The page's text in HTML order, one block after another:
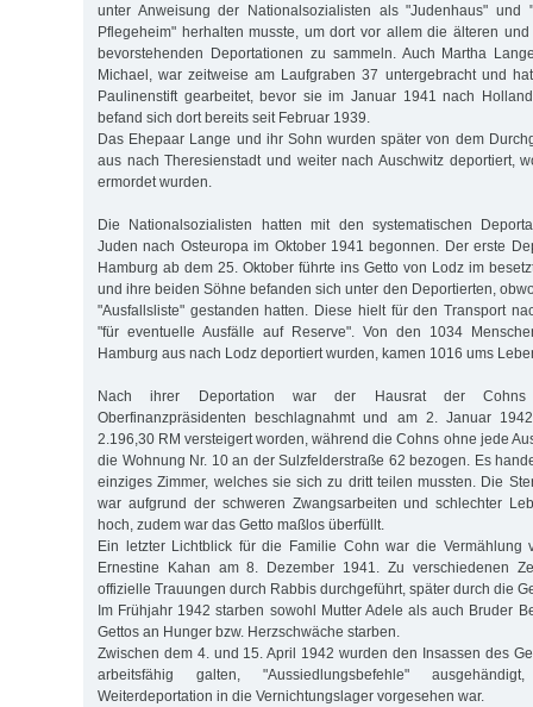
unter Anweisung der Nationalsozialisten als "Judenhaus" und
Pflegeheim" herhalten musste, um dort vor allem die älteren
bevorstehenden Deportationen zu sammeln. Auch Martha
Michael, war zeitweise am Laufgraben 37 untergebracht und
Paulinenstift gearbeitet, bevor sie im Januar 1941 nach
befand sich dort bereits seit Februar 1939.
Das Ehepaar Lange und ihr Sohn wurden später von dem
aus nach Theresienstadt und weiter nach Auschwitz deportiert,
ermordet wurden.
Die Nationalsozialisten hatten mit den systematischen
Juden nach Osteuropa im Oktober 1941 begonnen. Der erste
Hamburg ab dem 25. Oktober führte ins Getto von Lodz im
und ihre beiden Söhne befanden sich unter den Deportierten,
"Ausfallsliste" gestanden hatten. Diese hielt für den Transport
"für eventuelle Ausfälle auf Reserve". Von den 1034
Hamburg aus nach Lodz deportiert wurden, kamen 1016 ums
Nach ihrer Deportation war der Hausrat der
Oberfinanzpräsidenten beschlagnahmt und am 2. Januar
2.196,30 RM versteigert worden, während die Cohns ohne jede
die Wohnung Nr. 10 an der Sulzfelderstraße 62 bezogen. Es
einziges Zimmer, welches sie sich zu dritt teilen mussten. Die
war aufgrund der schweren Zwangsarbeiten und schlechter
hoch, zudem war das Getto maßlos überfüllt.
Ein letzter Lichtblick für die Familie Cohn war die Vermählung
Ernestine Kahan am 8. Dezember 1941. Zu verschiedenen
offizielle Trauungen durch Rabbis durchgeführt, später durch die
Im Frühjahr 1942 starben sowohl Mutter Adele als auch Bruder
Gettos an Hunger bzw. Herzschwäche starben.
Zwischen dem 4. und 15. April 1942 wurden den Insassen des
arbeitsfähig galten, "Aussiedlungsbefehle"
Weiterdeportation in die Vernichtungslager vorgesehen war.